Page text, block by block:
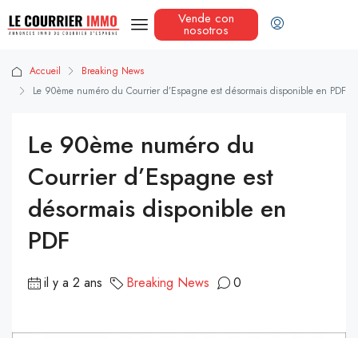
Vende con
nosotros
Accueil
Breaking News
Le 90ème numéro du Courrier d’Espagne est désormais disponible en PDF
Le 90ème numéro du
Courrier d’Espagne est
désormais disponible en
PDF
il y a 2 ans Breaking News 0